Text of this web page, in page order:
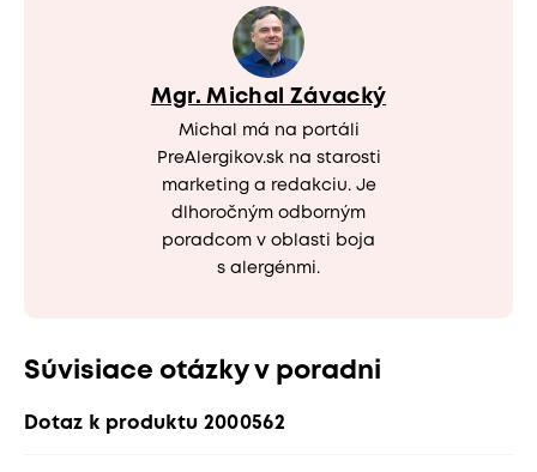
Mgr. Michal Závacký
Michal má na portáli
PreAlergikov.sk na starosti
marketing a redakciu. Je
dlhoročným odborným
poradcom v oblasti boja
s alergénmi.
Súvisiace otázky v poradni
Dotaz k produktu 2000562